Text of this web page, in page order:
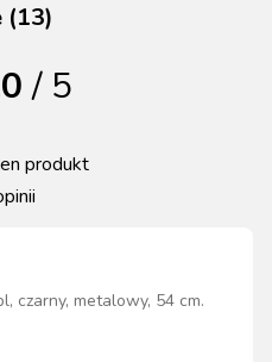
(13)
czarny, metalowy, 54 cm.
/ 5
produkt